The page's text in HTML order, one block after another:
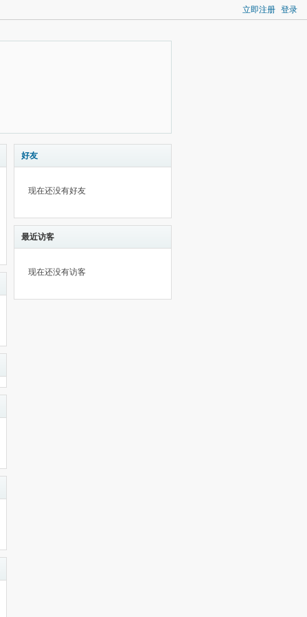
立即注册 登录
好友
现在还没有好友
最近访客
现在还没有访客